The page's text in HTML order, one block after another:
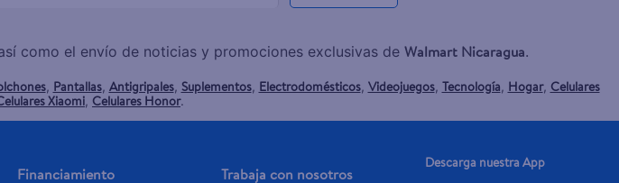
como el envío de noticias y promociones exclusivas de Walmart Nicaragua.
, Pantallas, Antigripales, Suplementos, Electrodomésticos, Videojuegos, Tecnología, Hogar, Celulares
Xiaomi, Celulares Honor.
Financiamiento Trabaja con nosotros
Descarga nuestra App